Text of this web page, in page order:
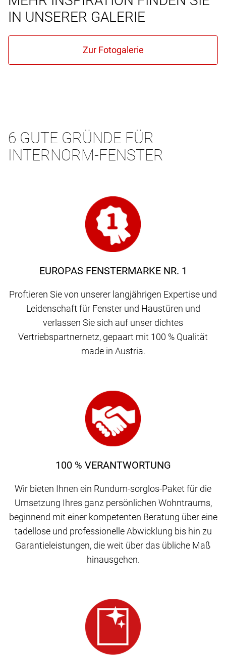
IN UNSERER GALERIE
6 GUTE GRÜNDE FÜR
INTERNORM-FENSTER
EUROPAS FENSTERMARKE NR. 1
Proftieren Sie von unserer langjährigen Expertise und
Leidenschaft für Fenster und Haustüren und
verlassen Sie sich auf unser dichtes
Vertriebspartnernetz, gepaart mit 100 % Qualität
made in Austria.
100 % VERANTWORTUNG
Wir bieten Ihnen ein Rundum-sorglos-Paket für die
Umsetzung Ihres ganz persönlichen Wohntraums,
beginnend mit einer kompetenten Beratung über eine
tadellose und professionelle Abwicklung bis hin zu
Garantieleistungen, die weit über das übliche Maß
hinausgehen.